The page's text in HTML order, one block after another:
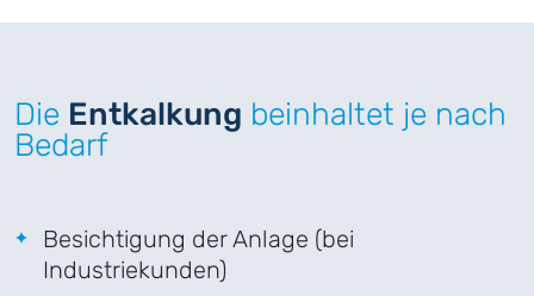
Die Entkalkung beinhaltet je nach
Bedarf
Besichtigung der Anlage (bei
Industriekunden)